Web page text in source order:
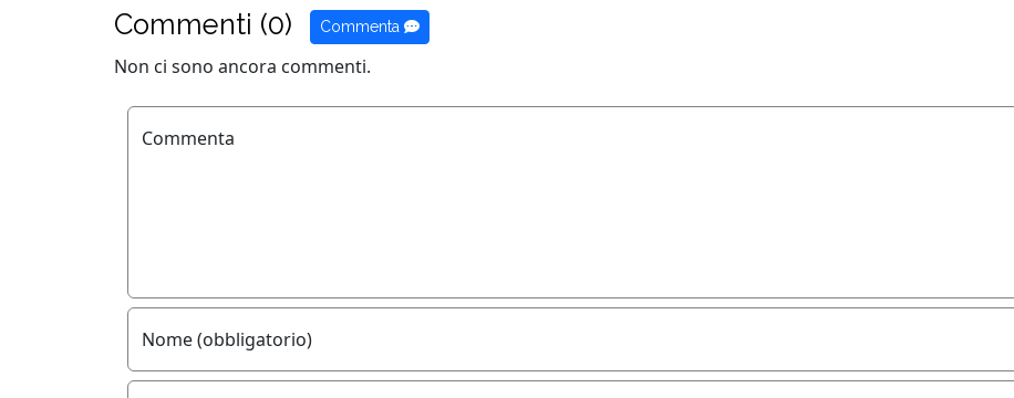
Commenti (0) Commenta
Non ci sono ancora commenti.
Commenta
Nome (obbligatorio)